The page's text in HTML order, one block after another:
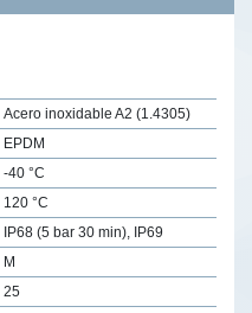
Acero inoxidable A2 (1.4305)
EPDM
-40 °C
120 °C
IP68 (5 bar 30 min), IP69
M
25